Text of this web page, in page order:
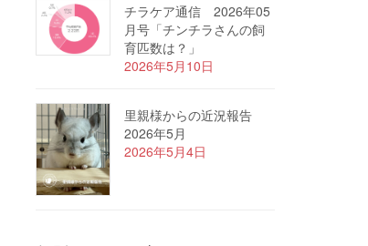
チラケア通信 2026年05
月号「チンチラさんの飼
育匹数は？」
2026年5月10日
里親様からの近況報告
2026年5月
2026年5月4日